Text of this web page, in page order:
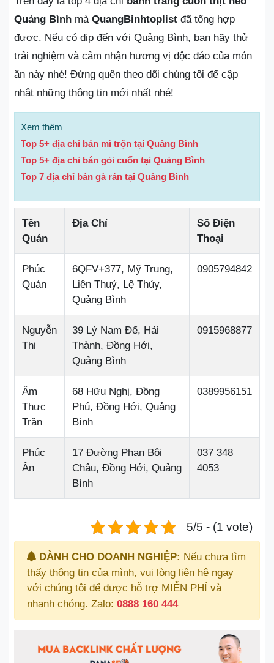
Quảng Bình mà QuangBinhtoplist đã tổng hợp
được. Nếu có dịp đến với Quảng Bình, bạn hãy thử
trải nghiệm và cảm nhận hương vị độc đáo của món
ăn này nhé! Đừng quên theo dõi chúng tôi để cập
nhật những thông tin mới nhất nhé!
Xem thêm
Top 5+ địa chỉ bán mì trộn tại Quảng Bình
Top 5+ địa chỉ bán gỏi cuốn tại Quảng Bình
Top 7 địa chỉ bán gà rán tại Quảng Bình
Tên
Quán
Địa Chỉ
Số Điện
Thoại
Phúc
Quán
6QFV+377, Mỹ Trung,
Liên Thuỷ, Lệ Thủy,
Quảng Bình
0905794842
Nguyễn
Thị
39 Lý Nam Đế, Hải
Thành, Đồng Hới,
Quảng Bình
0915968877
Ẩm
Thực
Trần
68 Hữu Nghị, Đồng
Phú, Đồng Hới, Quảng
Bình
0389956151
Phúc
Ân
17 Đường Phan Bội
Châu, Đồng Hới, Quảng
Bình
037 348
4053
5/5 - (1 vote)
DÀNH CHO DOANH NGHIỆP: Nếu chưa tìm
thấy thông tin của mình, vui lòng liên hệ ngay
với chúng tôi để được hỗ trợ MIỄN PHÍ và
nhanh chóng. Zalo: 0888 160 444